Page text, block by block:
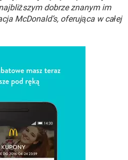
dobrze znanym im
McDonald’s, oferująca w całej